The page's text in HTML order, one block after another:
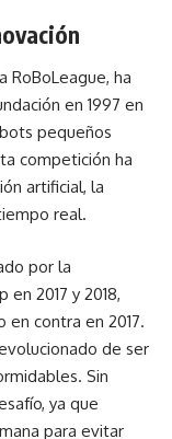
RoBoLeague, ha
en 1997 en
pequeños
competición ha
artificial, la
real.
por la
2017 y 2018,
contra en 2017.
de ser
Sin
ya que
para evitar